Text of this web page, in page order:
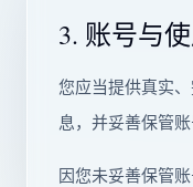
3. 账号与
您应当提供真实
息，并妥善保管
因您未妥善保管